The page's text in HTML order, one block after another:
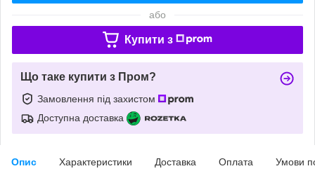
або
Купити з
Що таке купити з Пром?
Замовлення під захистом
Доступна доставка
Опис Характеристики Доставка Оплата Умови